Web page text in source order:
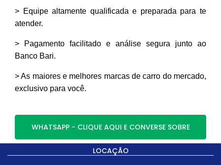
> Equipe altamente qualificada e preparada para te
atender.
> Pagamento facilitado e análise segura junto ao
Banco Bari.
> As maiores e melhores marcas de carro do mercado,
exclusivo para você.
WHATSAPP - CLIQUE AQUI E CONVERSE SOBRE
LOCAÇÃO